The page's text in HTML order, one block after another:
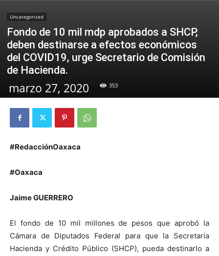
Uncategorized
Fondo de 10 mil mdp aprobados a SHCP,
deben destinarse a efectos económicos
del COVID19, urge Secretario de Comisión
de Hacienda.
marzo 27, 2020 353
#RedacciónOaxaca
#Oaxaca
Jaime GUERRERO
El fondo de 10 mil millones de pesos que aprobó la
Cámara de Diputados Federal para que la Secretaría
Hacienda y Crédito Público (SHCP), pueda destinarlo a